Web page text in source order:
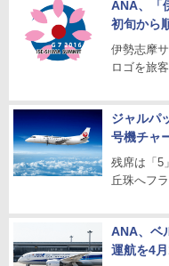
ANA、「
初旬から
伊勢志摩
ロゴを旅
ジャルパ
号機チャ
残席は「5
丘珠へフ
ANA、ベ
運航を4